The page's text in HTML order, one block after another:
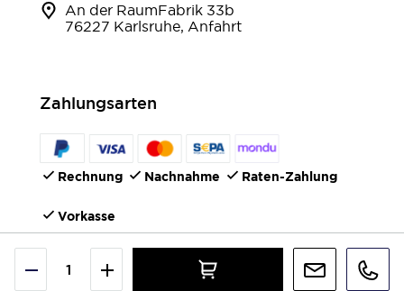
An der RaumFabrik 33b
76227 Karlsruhe, Anfahrt
Zahlungsarten
Rechnung Nachnahme Raten-Zahlung
Vorkasse
FOLGEN SIE UNS